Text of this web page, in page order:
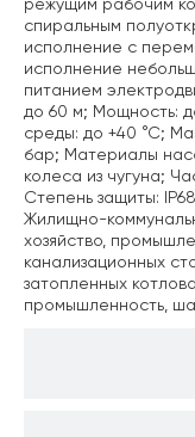
режущим рабочим
спиральным
исполнение с
исполнение
питанием
до 60 м; Мощность:
среды: до +40 °С;
бар; Материалы
колеса из чугуна;
Степень защиты:
Жилищно-
хозяйство,
канализационных
затопленных
промышленность,